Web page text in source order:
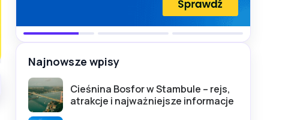
Najnowsze wpisy
Cieśnina Bosfor w Stambule – rejs,
atrakcje i najważniejsze informacje